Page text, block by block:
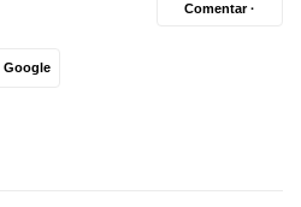
Google
Comentar ·